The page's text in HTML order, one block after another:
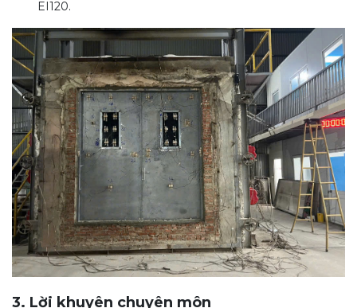
EI120.
3. Lời khuyên chuyên môn